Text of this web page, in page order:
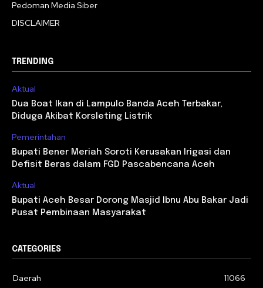
Pedoman Media Siber
DISCLAIMER
TRENDING
Aktual
Dua Boat Ikan di Lampulo Banda Aceh Terbakar,
Diduga Akibat Korsleting Listrik
Pemerintahan
Bupati Bener Meriah Soroti Kerusakan Irigasi dan
Defisit Beras dalam FGD Pascabencana Aceh
Aktual
Bupati Aceh Besar Dorong Masjid Ibnu Abu Bakar Jadi
Pusat Pembinaan Masyarakat
CATEGORIES
Daerah 11066